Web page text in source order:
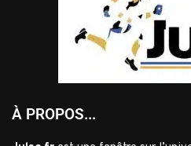
À PROPOS...